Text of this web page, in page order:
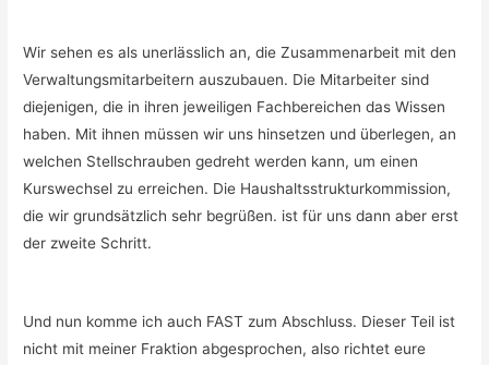
Wir sehen es als unerlässlich an, die Zusammenarbeit mit den
Verwaltungsmitarbeitern auszubauen. Die Mitarbeiter sind
diejenigen, die in ihren jeweiligen Fachbereichen das Wissen
haben. Mit ihnen müssen wir uns hinsetzen und überlegen, an
welchen Stellschrauben gedreht werden kann, um einen
Kurswechsel zu erreichen. Die Haushaltsstrukturkommission,
die wir grundsätzlich sehr begrüßen. ist für uns dann aber erst
der zweite Schritt.
Und nun komme ich auch FAST zum Abschluss. Dieser Teil ist
nicht mit meiner Fraktion abgesprochen, also richtet eure